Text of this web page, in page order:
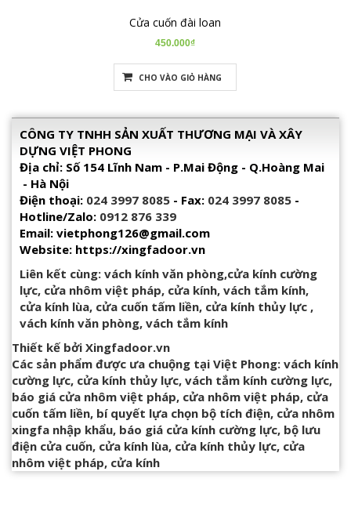
Cửa cuốn đài loan
450.000₫
CHO VÀO GIỎ HÀNG
CÔNG TY TNHH SẢN XUẤT THƯƠNG MẠI VÀ XÂY
DỰNG VIỆT PHONG
Địa chỉ: Số 154 Lĩnh Nam - P.Mai Động - Q.Hoàng Mai
- Hà Nội
Điện thoại: 024 3997 8085 - Fax: 024 3997 8085 -
Hotline/Zalo: 0912 876 339
Email: vietphong126@gmail.com
Website: https://xingfadoor.vn
Liên kết cùng: vách kính văn phòng,cửa kính cường
lực, cửa nhôm việt pháp, cửa kính, vách tắm kính,
cửa kính lùa, cửa cuốn tấm liền, cửa kính thủy lực ,
vách kính văn phòng, vách tắm kính
Thiết kế bởi Xingfadoor.vn
Các sản phẩm được ưa chuộng tại Việt Phong: vách kính
cường lực, cửa kính thủy lực, vách tắm kính cường lực,
báo giá cửa nhôm việt pháp, cửa nhôm việt pháp, cửa
cuốn tấm liền, bí quyết lựa chọn bộ tích điện, cửa nhôm
xingfa nhập khẩu, báo giá cửa kính cường lực, bộ lưu
điện cửa cuốn, cửa kính lùa, cửa kính thủy lực, cửa
nhôm việt pháp, cửa kính